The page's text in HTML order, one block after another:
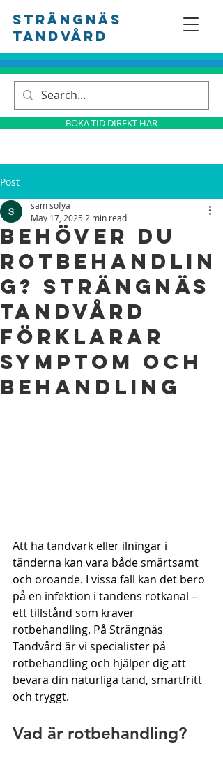
Strängnäs
tandvård
BOKA TID DIREKT HÄR
Post
Behöver Du
Rotbehandlin
g? Strängnäs
Tandvård
Förklarar
Symptom och
Behandling
sam sofya
May 17, 2025 2 min read
Att ha tandvärk eller ilningar i
tänderna kan vara både smärtsamt
och oroande. I vissa fall kan det bero
på en infektion i tandens rotkanal –
ett tillstånd som kräver
rotbehandling. På Strängnäs
Tandvård är vi specialister på
rotbehandling och hjälper dig att
bevara din naturliga tand, smärtfritt
och tryggt.
Vad är rotbehandling?